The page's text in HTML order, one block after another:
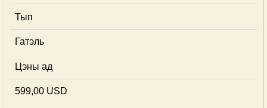
Тып
Гатэль
Цэны ад
599,00 USD